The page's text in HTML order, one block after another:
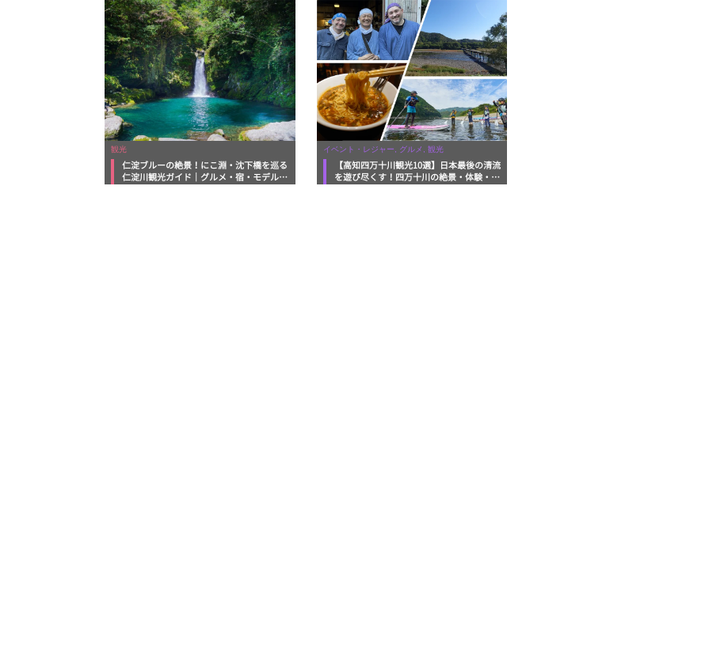
観光
仁淀ブルーの絶景！にこ淵・沈下橋を巡る
仁淀川観光ガイド｜グルメ・宿・モデルコ
イベント・レジャー, グルメ, 観光
【高知四万十川観光10選】日本最後の清流
を遊び尽くす！四万十川の絶景・体験・グ